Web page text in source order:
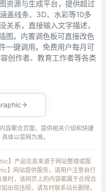
资源与生成平台，提供超过
盖线条、3D、水彩等10多
关系，直接输入文字描述，
图。内置调色板可直接改色
一键调用。免费用户每月可
创作者、教育工作者等各类
容聚合页面，提供相关介绍和快捷
体以官网为准。
】产品信息来源于网站整理或服
】网站提供服务，请用户注意自行
时，该网页上的内容都属于合规合
出现违规，请及时联系站长删除，